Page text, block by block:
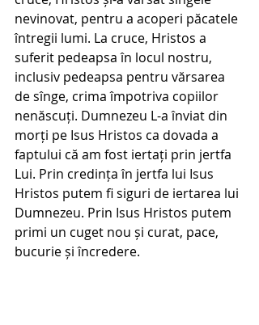
nevinovat, pentru a acoperi păcatele
întregii lumi. La cruce, Hristos a
suferit pedeapsa în locul nostru,
inclusiv pedeapsa pentru vărsarea
de sînge, crima împotriva copiilor
nenăscuți. Dumnezeu L-a înviat din
morți pe Isus Hristos ca dovada a
faptului că am fost iertați prin jertfa
Lui. Prin credința în jertfa lui Isus
Hristos putem fi siguri de iertarea lui
Dumnezeu. Prin Isus Hristos putem
primi un cuget nou și curat, pace,
bucurie și încredere.